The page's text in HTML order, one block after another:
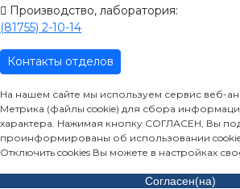
Производство, лаборатория:
(81755) 2-10-14
Контакты отделов
На нашем сайте мы используем сервис веб-
Метрика (файлы cookie) для сбора
характера. Нажимая кнопку СОГЛАСЕН, Вы
проинформированы об использовании
Отключить cookies Вы можете в настройках
Согласен(на)